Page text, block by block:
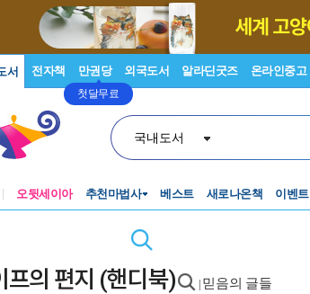
서 전자책 만권당
첫달무료
외국도서 알라딘굿즈 온라인중고
국내도서
오뒷세이아 추천마법사 베스트 새로나온책 이벤트
프의 편지 (핸디북) 믿음의 글들